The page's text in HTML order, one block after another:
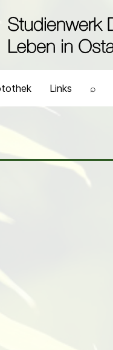
Links ⌕